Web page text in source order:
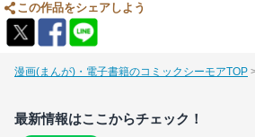
この作品をシェアしよう
漫画(まんが)・電子書籍のコミックシーモアTOP
最新情報はここからチェック！